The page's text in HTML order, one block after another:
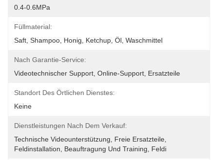
0.4-0.6MPa
Füllmaterial:
Saft, Shampoo, Honig, Ketchup, Öl, Waschmittel
Nach Garantie-Service:
Videotechnischer Support, Online-Support, Ersatzteile
Standort Des Örtlichen Dienstes:
Keine
Dienstleistungen Nach Dem Verkauf:
Technische Videounterstützung, Freie Ersatzteile,
Feldinstallation, Beauftragung Und Training, Feldi